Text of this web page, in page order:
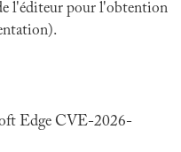
l'éditeur pour l'obtention
Edge CVE-2026-